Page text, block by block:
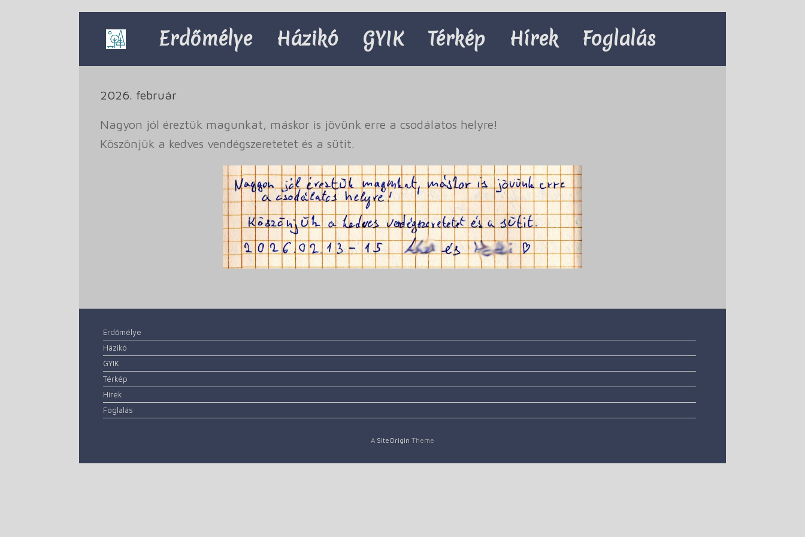
Erdőmélye Házikó GYIK Térkép Hírek Foglalás
2026. február
Nagyon jól éreztük magunkat, máskor is jövünk erre a csodálatos helyre!
Köszönjük a kedves vendégszeretetet és a sütit.
Erdőmélye
Házikó
GYIK
Térkép
Hírek
Foglalás
A SiteOrigin Theme